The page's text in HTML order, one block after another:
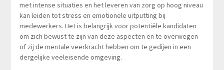
met intense situaties en het leveren van zorg op hoog niveau
kan leiden tot stress en emotionele uitputting bij
medewerkers. Het is belangrijk voor potentiële kandidaten
om zich bewust te zijn van deze aspecten en te overwegen
of zij de mentale veerkracht hebben om te gedijen in een
dergelijke veeleisende omgeving.